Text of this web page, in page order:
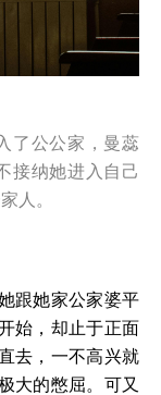
了公公家，曼蕊
接纳她进入自己
人。
跟她家公家婆平
始，却止于正面
去，一不高兴就
大的憋屈。可又